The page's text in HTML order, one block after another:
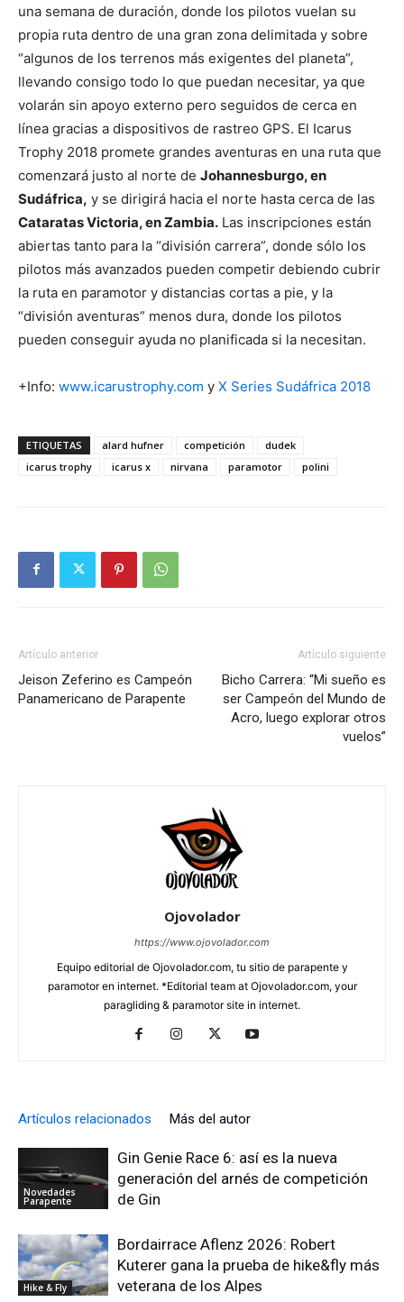
una semana de duración, donde los pilotos vuelan su
propia ruta dentro de una gran zona delimitada y sobre
“algunos de los terrenos más exigentes del planeta”,
llevando consigo todo lo que puedan necesitar, ya que
volarán sin apoyo externo pero seguidos de cerca en
línea gracias a dispositivos de rastreo GPS. El Icarus
Trophy 2018 promete grandes aventuras en una ruta que
comenzará justo al norte de Johannesburgo, en
Sudáfrica, y se dirigirá hacia el norte hasta cerca de las
Cataratas Victoria, en Zambia. Las inscripciones están
abiertas tanto para la “división carrera”, donde sólo los
pilotos más avanzados pueden competir debiendo cubrir
la ruta en paramotor y distancias cortas a pie, y la
“división aventuras” menos dura, donde los pilotos
pueden conseguir ayuda no planificada si la necesitan.
+Info: www.icarustrophy.com y X Series Sudáfrica 2018
ETIQUETAS alard hufner competición
dudek
icarus trophy
icarus x nirvana paramotor polini
Artículo anterior
Jeison Zeferino es Campeón
Panamericano de Parapente
Artículo siguiente
Bicho Carrera: “Mi sueño es
ser Campeón del Mundo de
Acro, luego explorar otros
vuelos”
Ojovolador
https://www.ojovolador.com
Equipo editorial de Ojovolador.com, tu sitio de parapente y
paramotor en internet. *Editorial team at Ojovolador.com, your
paragliding & paramotor site in internet.
Artículos relacionados Más del autor
Novedades
Parapente
Gin Genie Race 6: así es la nueva
generación del arnés de competición
de Gin
Hike & Fly
Bordairrace Aflenz 2026: Robert
Kuterer gana la prueba de hike&fly más
veterana de los Alpes